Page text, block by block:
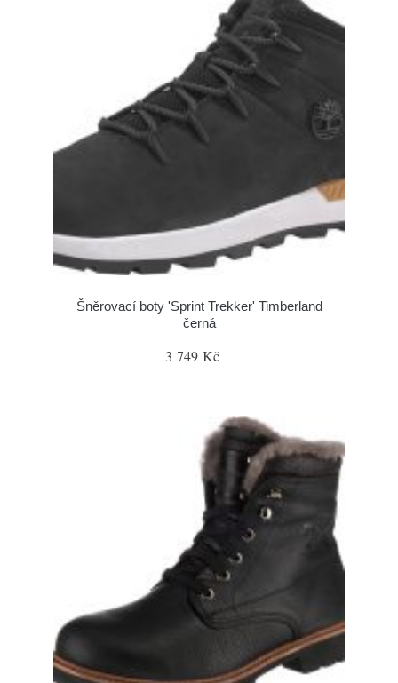
Šněrovací boty 'Sprint Trekker' Timberland
černá
3 749 Kč